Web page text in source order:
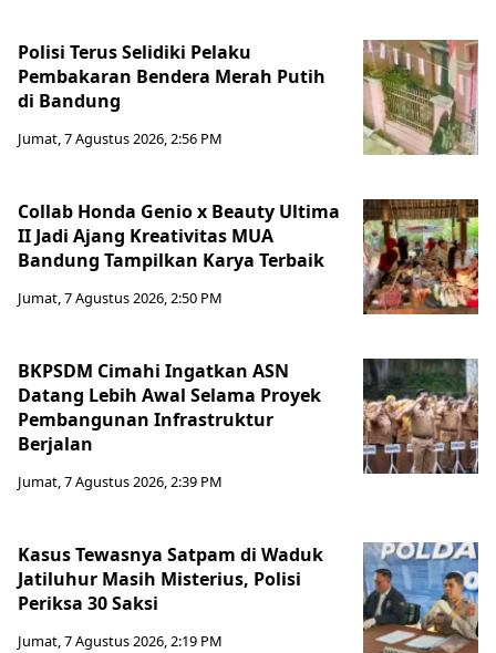
Polisi Terus Selidiki Pelaku
Pembakaran Bendera Merah Putih
di Bandung
Jumat, 7 Agustus 2026, 2:56 PM
Collab Honda Genio x Beauty Ultima
II Jadi Ajang Kreativitas MUA
Bandung Tampilkan Karya Terbaik
Jumat, 7 Agustus 2026, 2:50 PM
BKPSDM Cimahi Ingatkan ASN
Datang Lebih Awal Selama Proyek
Pembangunan Infrastruktur
Berjalan
Jumat, 7 Agustus 2026, 2:39 PM
Kasus Tewasnya Satpam di Waduk
Jatiluhur Masih Misterius, Polisi
Periksa 30 Saksi
Jumat, 7 Agustus 2026, 2:19 PM